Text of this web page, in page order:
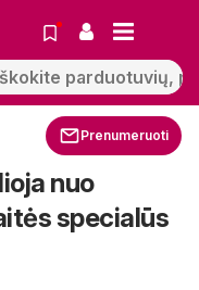
Prenumeruoti
nuo
specialūs